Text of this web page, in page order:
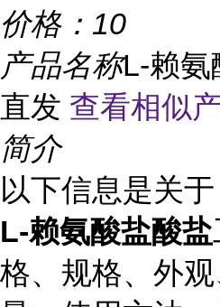
价格： 10
产品名称L-赖氨
直发 查看相似
简介
以下信息是关于
L-赖氨酸盐酸盐
格、规格、外